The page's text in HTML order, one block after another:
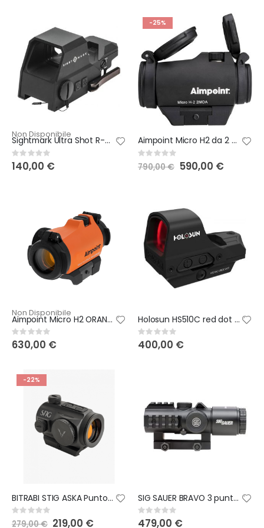
Non Disponibile
Sightmark Ultra Shot R-Spec Reflex Sight RED DOT
Rating:
0%
140,00 €
-25%
Aimpoint Micro H2 da 2 Moa PUNTO ROSSO
Rating:
0%
790,00 € Special
Price
590,00 €
Non Disponibile
Aimpoint Micro H2 ORANGE Punto rosso Red Dot 2MOA
Rating:
0%
630,00 €
Holosun HS510C red dot PUNTO ROSSO
Rating:
0%
400,00 €
-22%
BITRABI STIG ASKA Punto rosso per carabina
Rating:
0%
279,00 € Special
219,00 €
SIG SAUER BRAVO 3 punto rosso con ingrandimenti
Rating:
0%
479,00 €
e
i
a
l
P
r
i